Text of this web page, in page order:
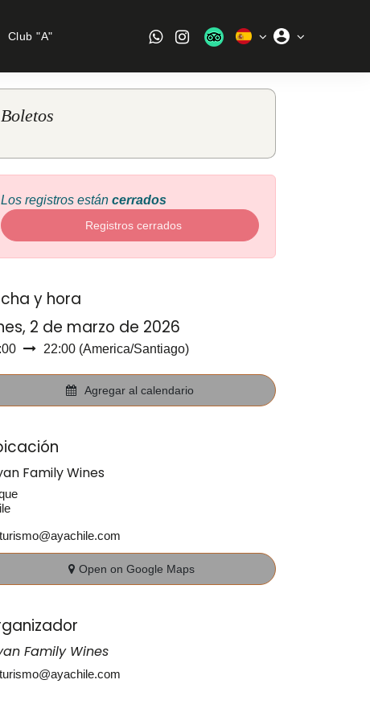
Club "A"
Boletos
Los registros están cerrados
Registros cerrados
y hora
2 de marzo de 2026
22:00(America/Santiago)
Agregar al calendario
Family Wines
turismo@ayachile.com
Open on Google Maps
Family Wines
turismo@ayachile.com